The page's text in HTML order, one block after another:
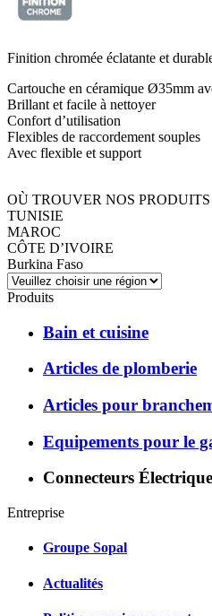
Finition chromée éclatante et
Cartouche en céramique Ø35mm
Brillant et facile à nettoyer
Confort d’utilisation
Flexibles de raccordement souples
Avec flexible et support
OÙ TROUVER NOS PRODUITS
TUNISIE
MAROC
CÔTE D’IVOIRE
Burkina Faso
Produits
Bain et cuisine
Articles de plomberie
Articles pour
Equipements pour le
Connecteurs
Entreprise
Groupe Sopal
Actualités